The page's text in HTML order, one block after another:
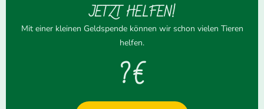
JETZT HELFEN!
Mit einer kleinen Geldspende können wir schon vielen Tieren
helfen.
? €